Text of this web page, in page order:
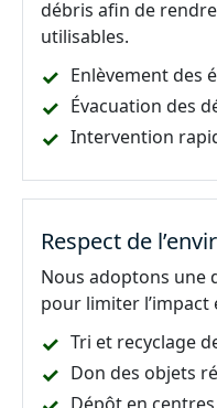
débris afin de
utilisables.
Enlèvement des
Évacuation des
Intervention
Respect de
Nous adoptons une
pour limiter
Tri et recyclage
Don des objets